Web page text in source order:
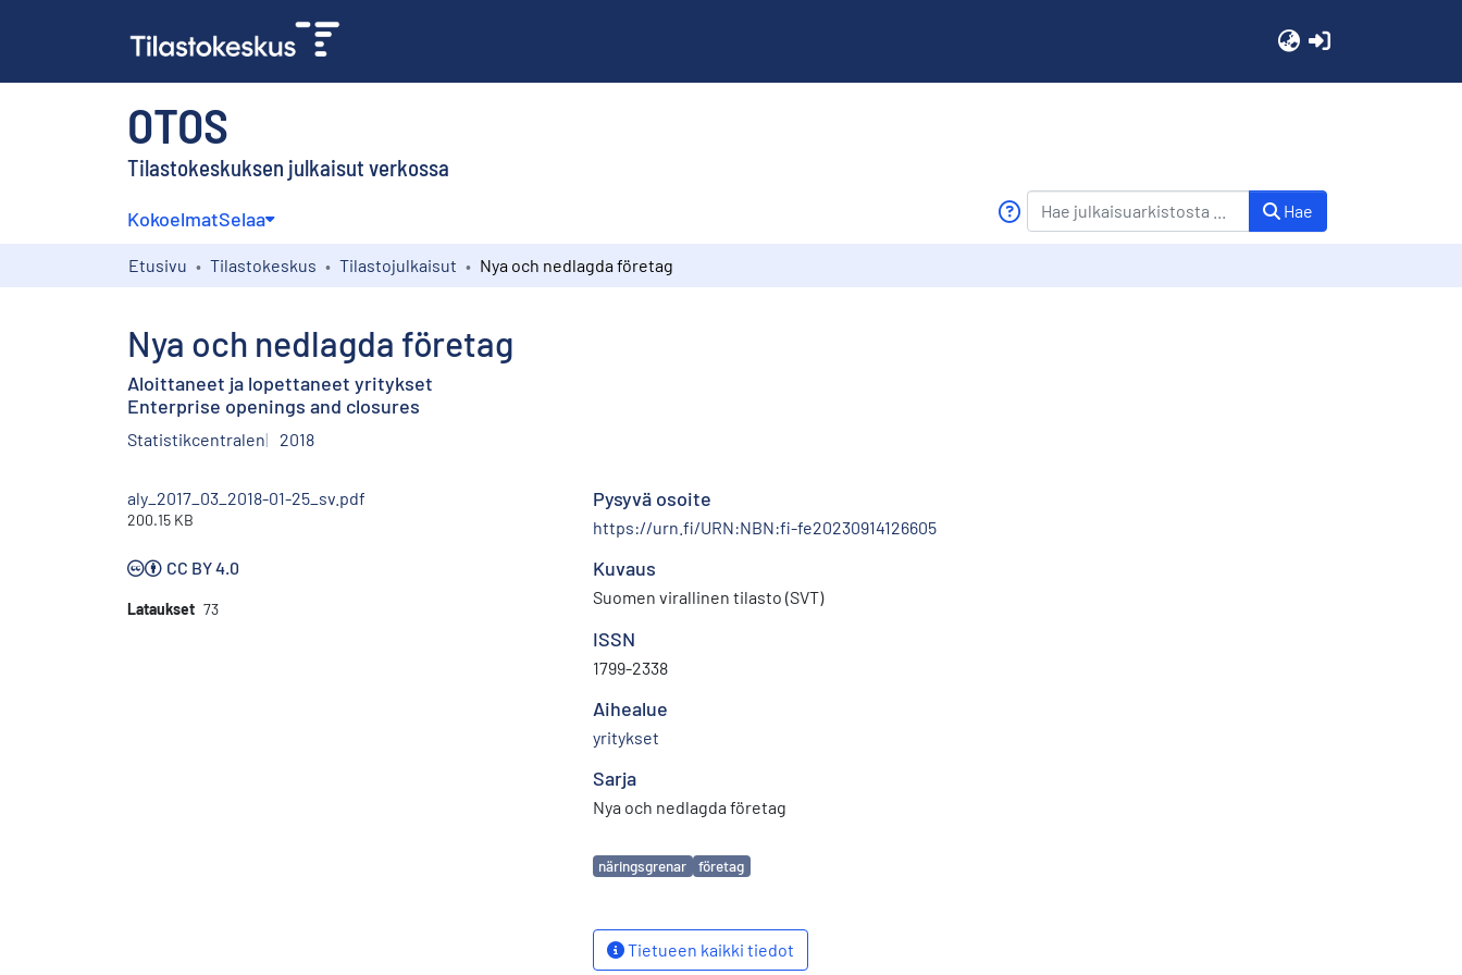
OTOS
Tilastokeskuksen julkaisut verkossa
KokoelmatSelaa Hae
Etusivu Tilastokeskus Tilastojulkaisut Nya och nedlagda företag
Nya och nedlagda företag
Aloittaneet ja lopettaneet yritykset
Enterprise openings and closures
Statistikcentralen 2018
aly_2017_03_2018-01-25_sv.pdf
200.15 KB
CC BY 4.0
Lataukset 73
Pysyvä osoite
https://urn.fi/URN:NBN:fi-fe20230914126605
Kuvaus
Suomen virallinen tilasto (SVT)
ISSN
1799-2338
Aihealue
yritykset
Sarja
Nya och nedlagda företag
Avainsanat
näringsgrenar företag
Tietueen kaikki tiedot